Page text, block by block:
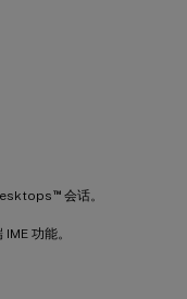
™会话。
功能。